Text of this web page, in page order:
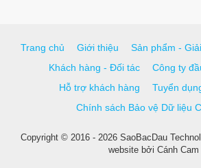
Trang chủ Giới thiệu Sản phẩm -
Khách hàng - Đối tác
Công ty
Hỗ trợ khách hàng
Tuyển
Chính sách Bảo vệ Dữ liệu
Copyright © 2016 - 2026 SaoBacDau
website bởi Cánh Cam